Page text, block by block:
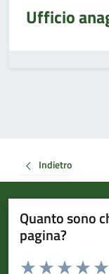
Ufficio
Indietro
Quanto sono
pagina?
Valuta da 1 a 5 stelle